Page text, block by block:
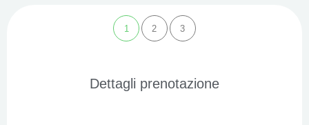
1 2 3
Dettagli prenotazione